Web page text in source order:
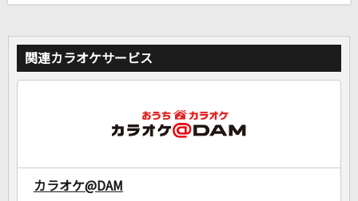
関連カラオケサービス
カラオケ@DAM